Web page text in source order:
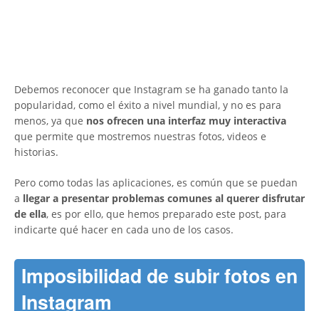
Debemos reconocer que Instagram se ha ganado tanto la
popularidad, como el éxito a nivel mundial, y no es para
menos, ya que nos ofrecen una interfaz muy interactiva
que permite que mostremos nuestras fotos, videos e
historias.
Pero como todas las aplicaciones, es común que se puedan
a llegar a presentar problemas comunes al querer disfrutar
de ella, es por ello, que hemos preparado este post, para
indicarte qué hacer en cada uno de los casos.
Imposibilidad de subir fotos en
Instagram